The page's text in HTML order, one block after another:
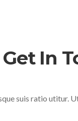
Get In
suis ratio utitur.